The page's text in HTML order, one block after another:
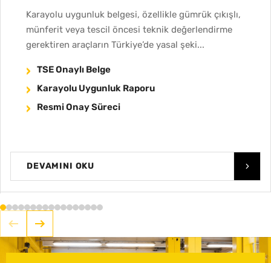
Karayolu uygunluk belgesi, özellikle gümrük çıkışlı,
münferit veya tescil öncesi teknik değerlendirme
gerektiren araçların Türkiye’de yasal şeki...
TSE Onaylı Belge
Karayolu Uygunluk Raporu
Resmi Onay Süreci
DEVAMINI OKU